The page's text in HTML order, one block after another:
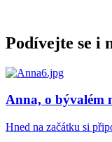
Podívejte se i
Anna, o bývalém
Hned na začátku si